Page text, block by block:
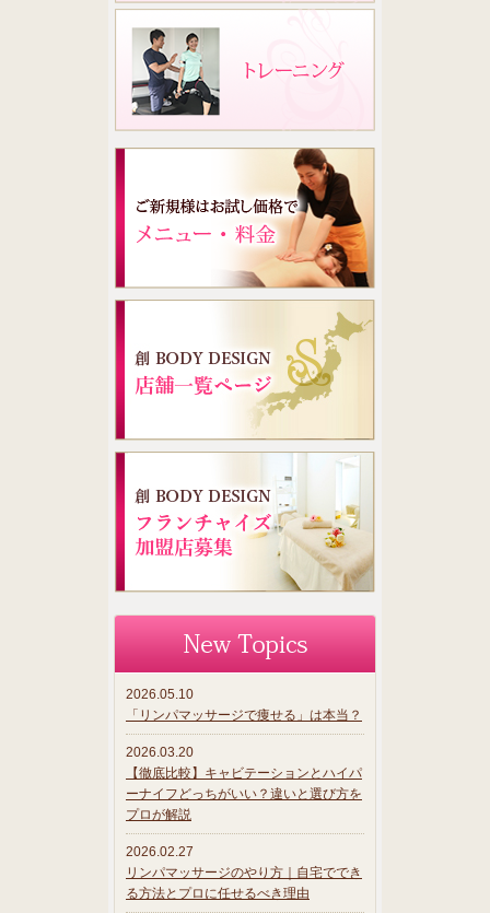
2026.05.10
「リンパマッサージで痩せる」は本当？
2026.03.20
【徹底比較】キャビテーションとハイパ
ーナイフどっちがいい？違いと選び方を
プロが解説
2026.02.27
リンパマッサージのやり方｜自宅ででき
る方法とプロに任せるべき理由